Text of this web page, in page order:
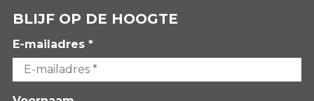
BLIJF OP DE HOOGTE
E-mailadres *